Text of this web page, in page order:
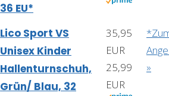
36 EU*
Lico Sport VS
Unisex Kinder
Hallenturnschuh,
Grün/ Blau, 32
35,95
EUR
25,99
EUR
»